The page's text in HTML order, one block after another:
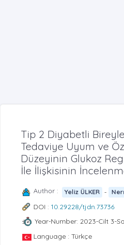
Tip 2 Diyabetli
Tedaviye Uyum ve
Düzeyinin Glukoz
İle İlişkisinin
Author : Yeliz ÜLKER -
DOI : 10.29228/tjdn.73736
Year-Number: 2023-Cilt 3-
Language : Türkçe